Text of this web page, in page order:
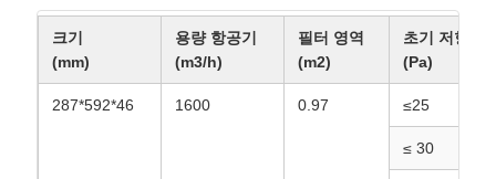
크기
(mm)
용량 항공기
(m3/h)
필터 영역
(m2)
초기 저항
(Pa)
287*592*46 1600 0.97 ≤25
≤ 30